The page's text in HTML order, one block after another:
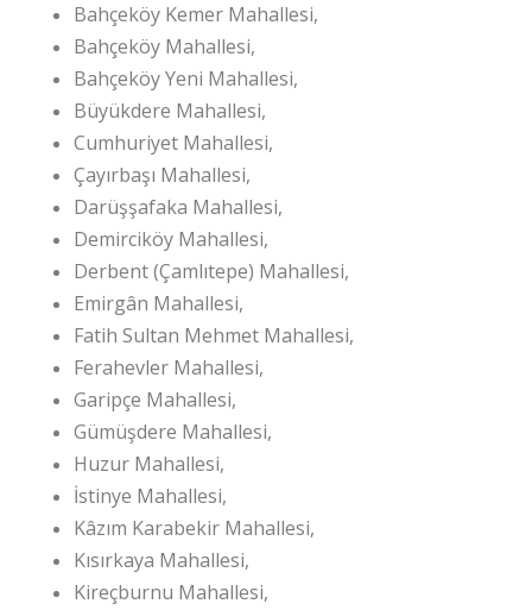
Bahçeköy Kemer Mahallesi,
Bahçeköy Mahallesi,
Bahçeköy Yeni Mahallesi,
Büyükdere Mahallesi,
Cumhuriyet Mahallesi,
Çayırbaşı Mahallesi,
Darüşşafaka Mahallesi,
Demirciköy Mahallesi,
Derbent (Çamlıtepe) Mahallesi,
Emirgân Mahallesi,
Fatih Sultan Mehmet Mahallesi,
Ferahevler Mahallesi,
Garipçe Mahallesi,
Gümüşdere Mahallesi,
Huzur Mahallesi,
İstinye Mahallesi,
Kâzım Karabekir Mahallesi,
Kısırkaya Mahallesi,
Kireçburnu Mahallesi,